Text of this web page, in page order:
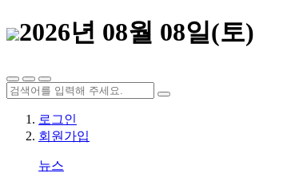
2026년 08월 08일(토)
로그인
회원가입
뉴스